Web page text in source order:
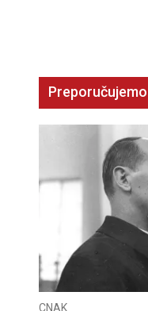
Preporučujemo
CNAK